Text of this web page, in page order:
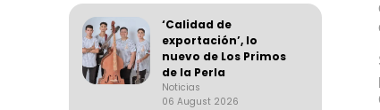
‘Calidad de
exportación’, lo
nuevo de Los Primos
de la Perla
Noticias
06 August 2026